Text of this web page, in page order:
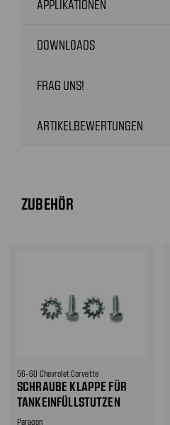
APPLIKATIONEN
DOWNLOADS
FRAG UNS!
ARTIKELBEWERTUNGEN
ZUBEHÖR
56-60 Chevrolet Corvette
SCHRAUBE KLAPPE FÜR
TANKEINFÜLLSTUTZEN
Paragon